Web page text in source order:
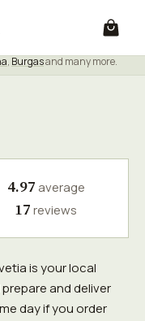
, Burgasand many more.
4.97 average
17reviews
is your local
and deliver
day if you order